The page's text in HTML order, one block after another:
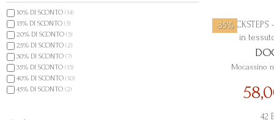
-35%
Mocassino
42
10% DI SCONTO(14)
15% DI SCONTO(5)
20% DI SCONTO(3)
25% DI SCONTO(2)
30% DI SCONTO(7)
35% DI SCONTO(15)
40% DI SCONTO(10)
45% DI SCONTO(2)